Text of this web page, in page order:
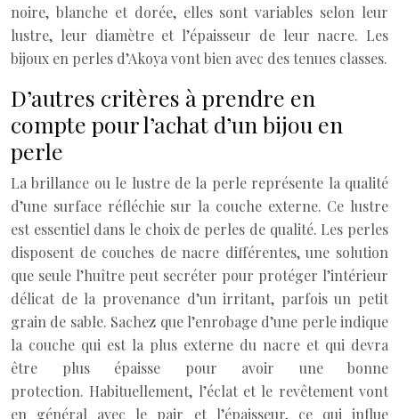
noire, blanche et dorée, elles sont variables selon leur
lustre, leur diamètre et l’épaisseur de leur nacre. Les
bijoux en perles d’Akoya vont bien avec des tenues classes.
D’autres critères à prendre en
compte pour l’achat d’un bijou en
perle
La brillance ou le lustre de la perle représente la qualité
d’une surface réfléchie sur la couche externe. Ce lustre
est essentiel dans le choix de perles de qualité. Les perles
disposent de couches de nacre différentes, une solution
que seule l’huître peut secréter pour protéger l’intérieur
délicat de la provenance d’un irritant, parfois un petit
grain de sable. Sachez que l’enrobage d’une perle indique
la couche qui est la plus externe du nacre et qui devra
être plus épaisse pour avoir une bonne
protection. Habituellement, l’éclat et le revêtement vont
en général avec le pair et l’épaisseur, ce qui influe